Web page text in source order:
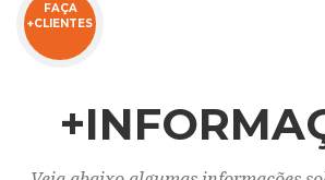
FAÇA
+CLIENTES